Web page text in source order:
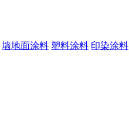
墙地面涂料 塑料涂料 印染涂料